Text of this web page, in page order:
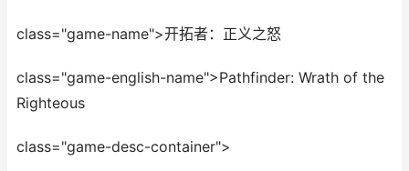
class="game-name">开拓者：正义之怒
class="game-english-name">Pathfinder: Wrath of the
Righteous
class="game-desc-container">